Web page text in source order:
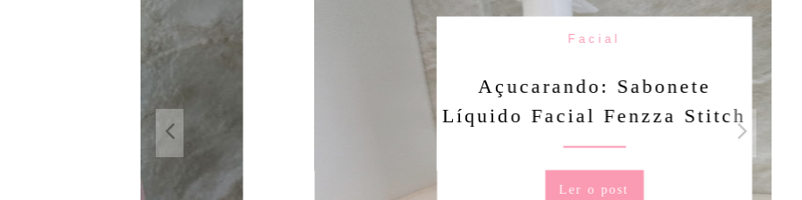
Açucarando: Sabonete
Líquido Facial Fenzza Stitch